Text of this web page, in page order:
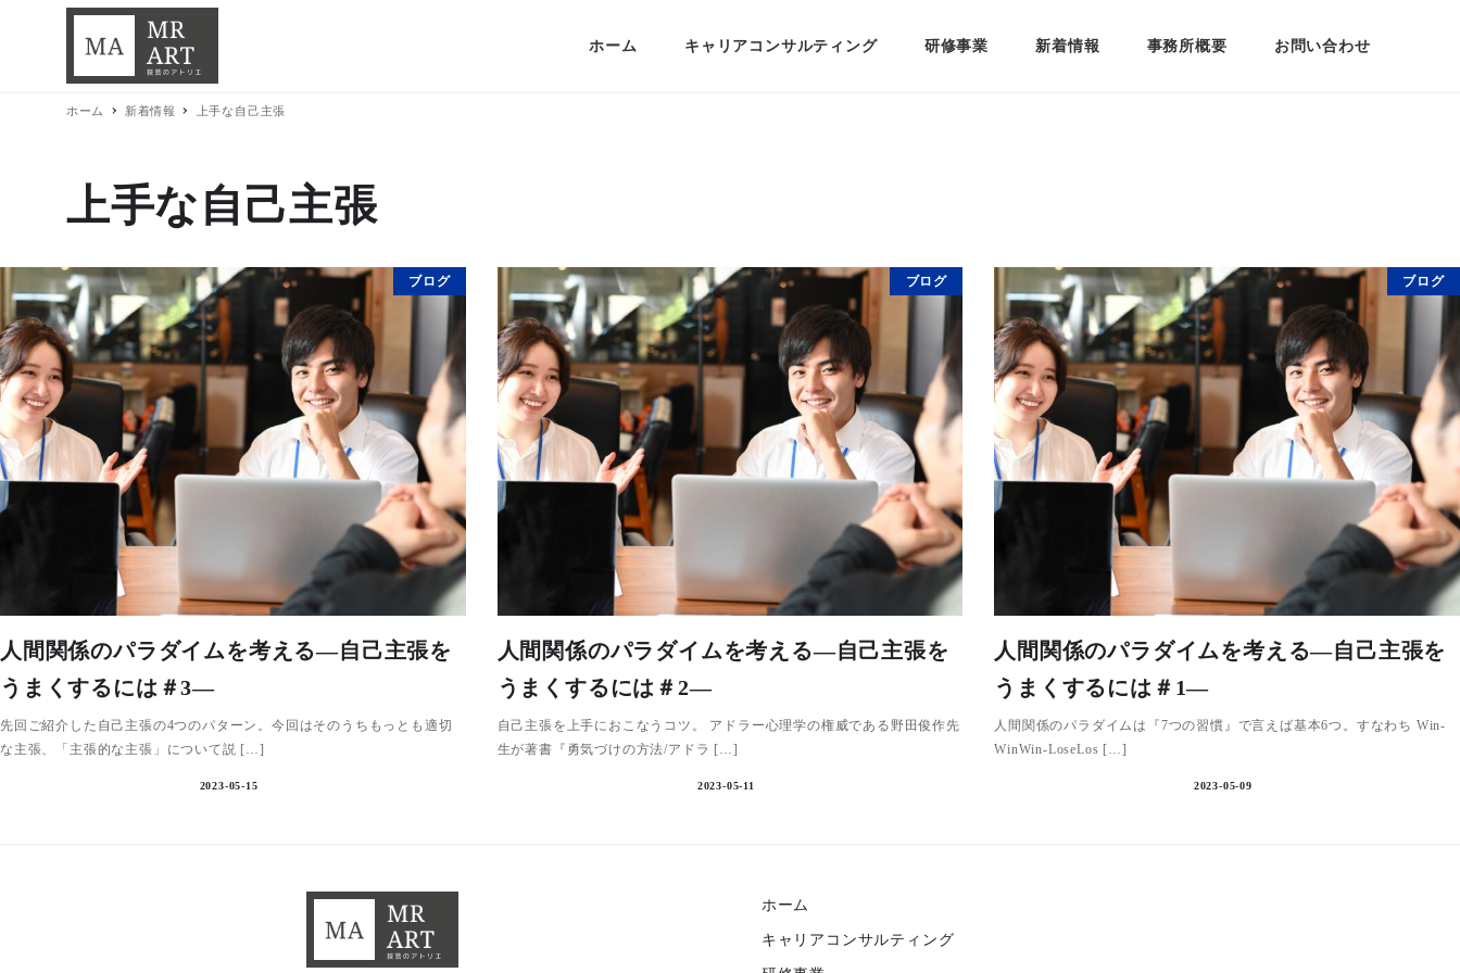
ホーム キャリアコンサルティング 研修事業 新着情報 事務所概要 お問い合わせ
ホーム 新着情報 上手な自己主張
上手な自己主張
ブログ
人間関係のパラダイムを考える―自己主張を
うまくするには＃3―
先回ご紹介した自己主張の4つのパターン。今回はそのうちもっとも適切
な主張、「主張的な主張」について説 […]
2023-05-15
ブログ
人間関係のパラダイムを考える―自己主張を
うまくするには＃2―
自己主張を上手におこなうコツ。 アドラー心理学の権威である野田俊作先
生が著書『勇気づけの方法/アドラ […]
2023-05-11
ブログ
人間関係のパラダイムを考える―自己主張を
うまくするには＃1―
人間関係のパラダイムは『7つの習慣』で言えば基本6つ。すなわち Win-
WinWin-LoseLos […]
2023-05-09
ホーム
キャリアコンサルティング